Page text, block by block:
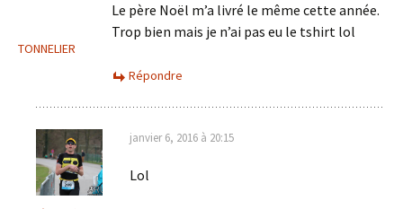
TONNELIER
Le père Noël m’a livré le même cette année.
Trop bien mais je n’ai pas eu le tshirt lol
Répondre
janvier 6, 2016 à 20:15
Lol